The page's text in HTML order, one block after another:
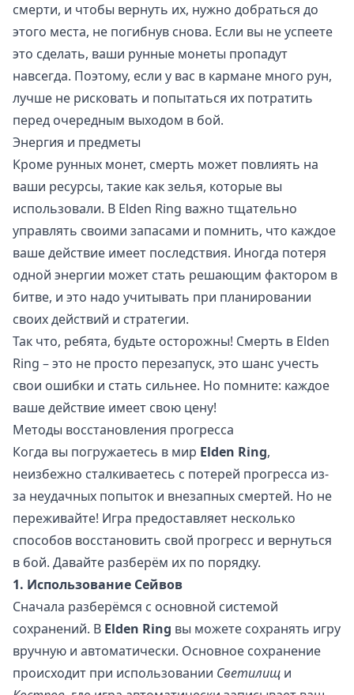
смерти, и чтобы вернуть их, нужно добраться до
этого места, не погибнув снова. Если вы не успеете
это сделать, ваши рунные монеты пропадут
навсегда. Поэтому, если у вас в кармане много рун,
лучше не рисковать и попытаться их потратить
перед очередным выходом в бой.
Энергия и предметы
Кроме рунных монет, смерть может повлиять на
ваши ресурсы, такие как зелья, которые вы
использовали. В Elden Ring важно тщательно
управлять своими запасами и помнить, что каждое
ваше действие имеет последствия. Иногда потеря
одной энергии может стать решающим фактором в
битве, и это надо учитывать при планировании
своих действий и стратегии.
Так что, ребята, будьте осторожны! Смерть в Elden
Ring – это не просто перезапуск, это шанс учесть
свои ошибки и стать сильнее. Но помните: каждое
ваше действие имеет свою цену!
Методы восстановления прогресса
Когда вы погружаетесь в мир Elden Ring,
неизбежно сталкиваетесь с потерей прогресса из-
за неудачных попыток и внезапных смертей. Но не
переживайте! Игра предоставляет несколько
способов восстановить свой прогресс и вернуться
в бой. Давайте разберём их по порядку.
1. Использование Сейвов
Сначала разберёмся с основной системой
сохранений. В Elden Ring вы можете сохранять игру
вручную и автоматически. Основное сохранение
происходит при использовании Светилищ и